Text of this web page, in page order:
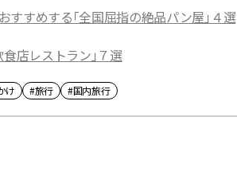
すすめする「全国屈指の絶品パン屋」４選
店レストラン」７選
け #旅行 #国内旅行